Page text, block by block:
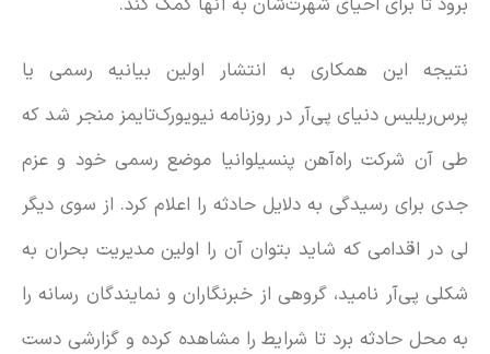
نتیجه این همکاری به انتشار اولین بیانیه رسمی یا
پرس‌ریلیس دنیای پی‌آر در روزنامه نیویورک‌تایمز منجر شد که
طی آن شرکت راه‌آهن پنسیلوانیا موضع رسمی خود و عزم
جدی برای رسیدگی به دلایل حادثه را اعلام کرد. از سوی دیگر
لی در اقدامی که شاید بتوان آن را اولین مدیریت بحران به
شکلی پی‌آر نامید، گروهی از خبرنگاران و نمایندگان رسانه را
به محل حادثه برد تا شرایط را مشاهده کرده و گزارشی دست